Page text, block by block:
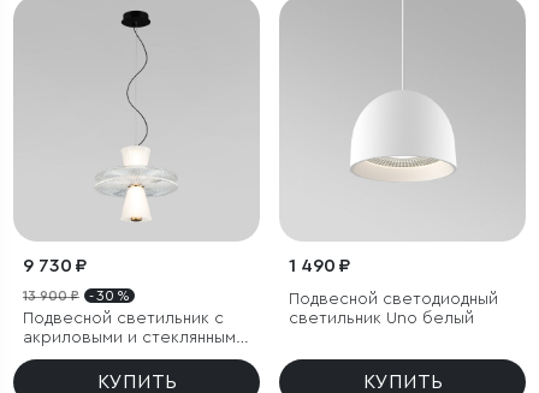
9 730 ₽
13 900 ₽ - 30 %
Подвесной светильник с
акриловыми и стеклянными
плафонами
КУПИТЬ
1 490 ₽
Подвесной светодиодный
светильник Uno белый
КУПИТЬ